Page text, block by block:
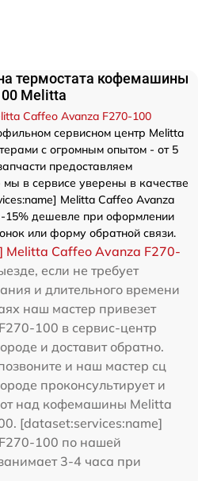
термостата кофемашины
Melitta
Caffeo Avanza F270-100
сервисном центр Melitta
с огромным опытом - от 5
предоставляем
в сервисе уверены в качестве
Melitta Caffeo Avanza
-15% дешевле при оформлении
или форму обратной связи.
Melitta Caffeo Avanza F270-
если не требует
и длительного времени
наш мастер привезет
100 в сервис-центр
и доставит обратно.
и наш мастер сц
проконсультирует и
над кофемашины Melitta
[dataset:services:name]
100 по нашей
3-4 часа при